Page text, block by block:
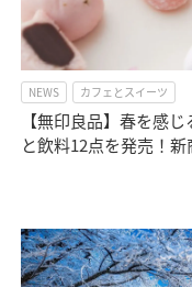
NEWS カフェとスイーツ
【無印良品】春を感
と飲料12点を発売！新